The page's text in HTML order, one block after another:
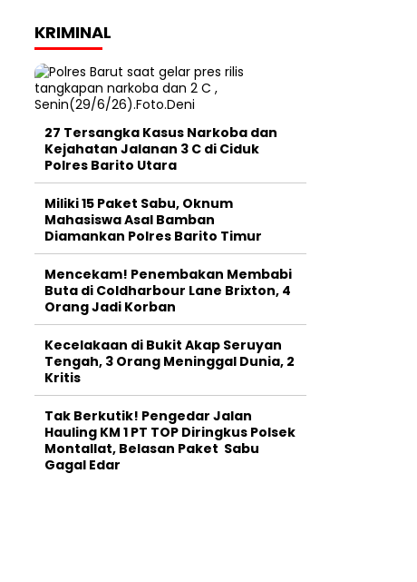
KRIMINAL
27 Tersangka Kasus Narkoba dan
Kejahatan Jalanan 3 C di Ciduk
Polres Barito Utara
Miliki 15 Paket Sabu, Oknum
Mahasiswa Asal Bamban
Diamankan Polres Barito Timur
Mencekam! Penembakan Membabi
Buta di Coldharbour Lane Brixton, 4
Orang Jadi Korban
Kecelakaan di Bukit Akap Seruyan
Tengah, 3 Orang Meninggal Dunia, 2
Kritis
Tak Berkutik! Pengedar Jalan
Hauling KM 1 PT TOP Diringkus Polsek
Montallat, Belasan Paket Sabu
Gagal Edar